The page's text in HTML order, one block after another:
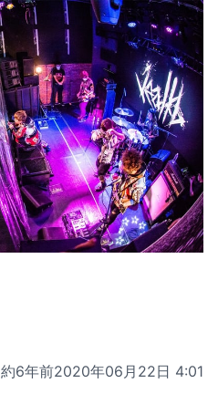
約6年前2020年06月22日 4:01